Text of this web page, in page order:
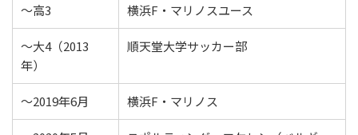
〜高3 横浜F・マリノスユース
〜大4（2013
年）
順天堂大学サッカー部
〜2019年6月 横浜F・マリノス